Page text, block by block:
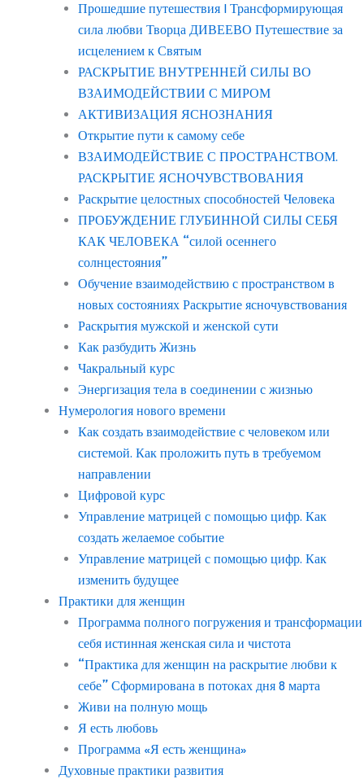
Прошедшие путешествия | Трансформирующая
сила любви Творца ДИВЕЕВО Путешествие за
исцелением к Святым
РАСКРЫТИЕ ВНУТРЕННЕЙ СИЛЫ ВО
ВЗАИМОДЕЙСТВИИ С МИРОМ
АКТИВИЗАЦИЯ ЯСНОЗНАНИЯ
Открытие пути к самому себе
ВЗАИМОДЕЙСТВИЕ С ПРОСТРАНСТВОМ.
РАСКРЫТИЕ ЯСНОЧУВСТВОВАНИЯ
Раскрытие целостных способностей Человека
ПРОБУЖДЕНИЕ ГЛУБИННОЙ СИЛЫ СЕБЯ
КАК ЧЕЛОВЕКА “силой осеннего
солнцестояния”
Обучение взаимодействию с пространством в
новых состояниях Раскрытие ясночувствования
Раскрытия мужской и женской сути
Как разбудить Жизнь
Чакральный курс
Энергизация тела в соединении с жизнью
Нумерология нового времени
Как создать взаимодействие с человеком или
системой. Как проложить путь в требуемом
направлении
Цифровой курс
Управление матрицей с помощью цифр. Как
создать желаемое событие
Управление матрицей с помощью цифр. Как
изменить будущее
Практики для женщин
Программа полного погружения и трансформации
себя истинная женская сила и чистота
“Практика для женщин на раскрытие любви к
себе” Сформирована в потоках дня 8 марта
Живи на полную мощь
Я есть любовь
Программа «Я есть женщина»
Духовные практики развития